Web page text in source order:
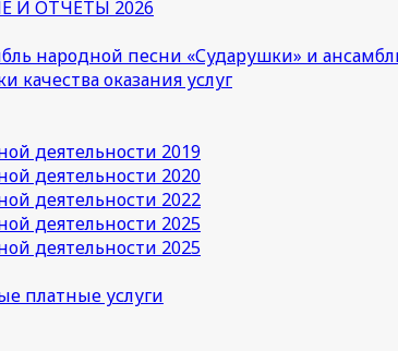
И ОТЧЕТЫ 2026
народной песни «Сударушки» и
качества оказания услуг
деятельности 2019
деятельности 2020
деятельности 2022
деятельности 2025
деятельности 2025
платные услуги